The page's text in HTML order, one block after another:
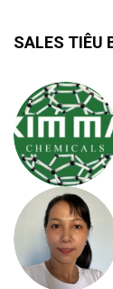
SALES TIÊU